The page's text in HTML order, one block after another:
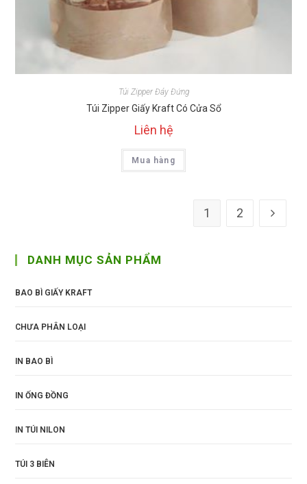
Túi Zipper Đáy Đứng
Túi Zipper Giấy Kraft Có Cửa Sổ
Liên hệ
Mua hàng
1 2
DANH MỤC SẢN PHẨM
BAO BÌ GIẤY KRAFT
CHƯA PHÂN LOẠI
IN BAO BÌ
IN ỐNG ĐỒNG
IN TÚI NILON
TÚI 3 BIÊN